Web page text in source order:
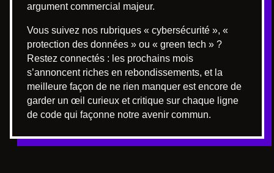
argument commercial majeur.
Vous suivez nos rubriques « cybersécurité », «
protection des données » ou « green tech » ?
Restez connectés : les prochains mois
s’annoncent riches en rebondissements, et la
meilleure façon de ne rien manquer est encore de
garder un œil curieux et critique sur chaque ligne
de code qui façonne notre avenir commun.